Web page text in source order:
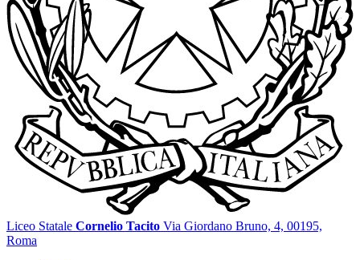
Liceo Statale Cornelio Tacito Via Giordano Bruno, 4, 00195,
Roma